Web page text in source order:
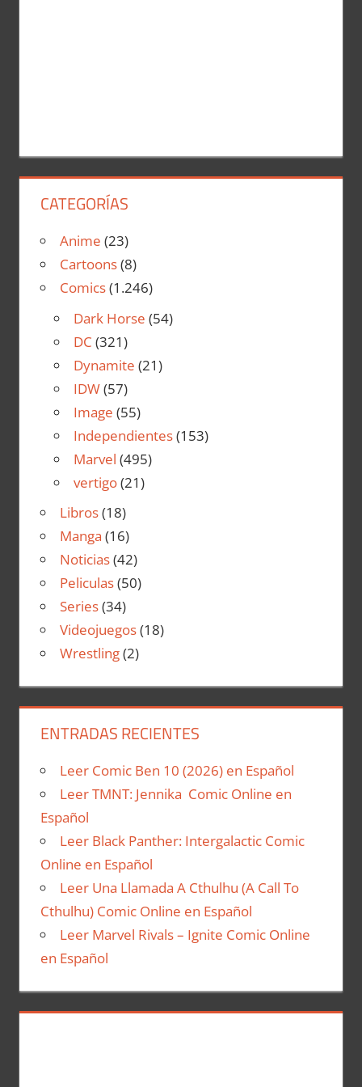
CATEGORÍAS
Anime (23)
Cartoons(8)
Comics(1.246)
Dark Horse (54)
DC (321)
Dynamite (21)
IDW(57)
Image (55)
Independientes(153)
Marvel (495)
vertigo(21)
Libros(18)
Manga (16)
Noticias(42)
Peliculas(50)
Series(34)
Videojuegos(18)
Wrestling(2)
ENTRADAS RECIENTES
Leer Comic Ben 10 (2026) en Español
Leer TMNT: Jennika Comic Online en
Español
Leer Black Panther: Intergalactic Comic
Online en Español
Leer Una Llamada A Cthulhu (A Call To
Cthulhu) Comic Online en Español
Leer Marvel Rivals – Ignite Comic Online
en Español